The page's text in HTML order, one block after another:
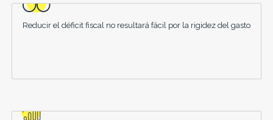
Reducir el déficit fiscal no resultará fácil por la rigidez del gasto